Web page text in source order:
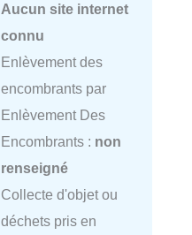
Aucun site internet
connu
Enlèvement des
encombrants par
Enlèvement Des
Encombrants : non
renseigné
Collecte d'objet ou
déchets pris en